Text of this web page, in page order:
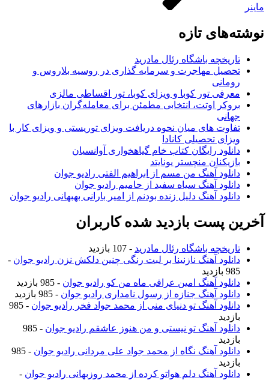
ماینر
نوشته‌های تازه
تاریخچه باشگاه رئال مادرید
تحصیل مهاجرت و سرمایه گذاری در روسیه بلاروس و
رومانی
معرفی تور کوبا و ویزای کوبا، تور اقساطی مالزی
بروکر اوتت، انتخابی مطمئن برای معامله‌گران بازارهای
جهانی
تفاوت های میان نحوه دریافت ویزای توریستی و ویزای کار با
ویزای تحصیلی کانادا
دانلود رایگان کتاب خام گیاهخواری آوانسیان
بازیکنان منچستر یونایتد
دانلود آهنگ من مسم از ابراهیم الفتی رادیو جوان
دانلود آهنگ سیاه سفید از حامیم رادیو جوان
دانلود آهنگ دلیل زنده بودنم از امیر بارانی بهبهانی رادیو جوان
آخرین پست بازدید شده کاربران
تاریخچه باشگاه رئال مادرید - 107 بازدید
دانلود آهنگ نازنینا بر لبت رنگی چنین دلکش نزن رادیو جوان -
985 بازدید
دانلود آهنگ امین عراقی ماه من کو رادیو جوان - 985 بازدید
دانلود آهنگ جنازه از رسول نامداری رادیو جوان - 985 بازدید
دانلود آهنگ تو دنیای منی از محمد جواد فخر رادیو جوان
- 985
بازدید
دانلود آهنگ تو نیستی و من هنوز عاشقم رادیو جوان
- 985
بازدید
دانلود آهنگ نگاه از محمد جواد علی مردانی رادیو جوان
- 985
بازدید
دانلود آهنگ دلم هواتو کرده از محمد روزبهانی رادیو جوان -